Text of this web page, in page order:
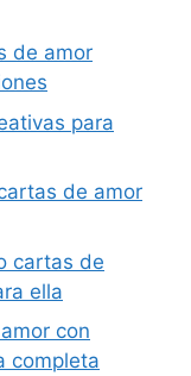
de amor
para
de amor
cartas de
ella
con
completa